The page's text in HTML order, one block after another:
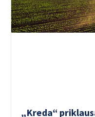
„Kreda“